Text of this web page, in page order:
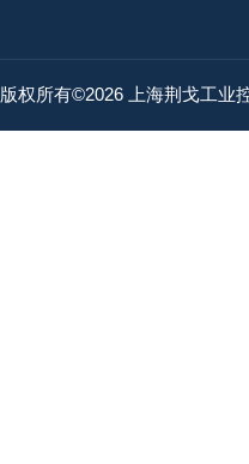
版权所有©2026 上海荆戈工